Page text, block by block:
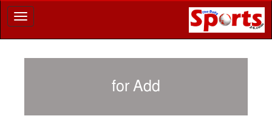
Toggle
navigation
for Add